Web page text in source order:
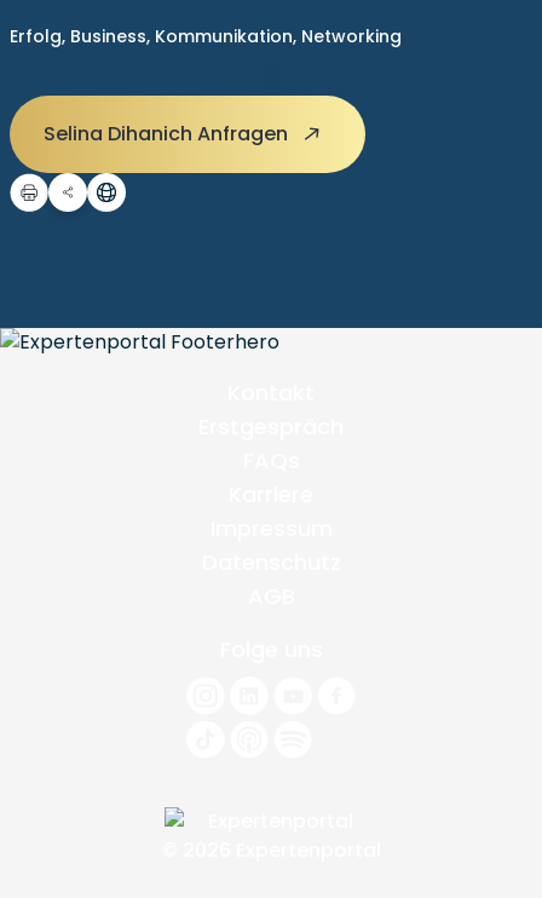
Erfolg, Business, Kommunikation, Networking
Selina Dihanich Anfragen